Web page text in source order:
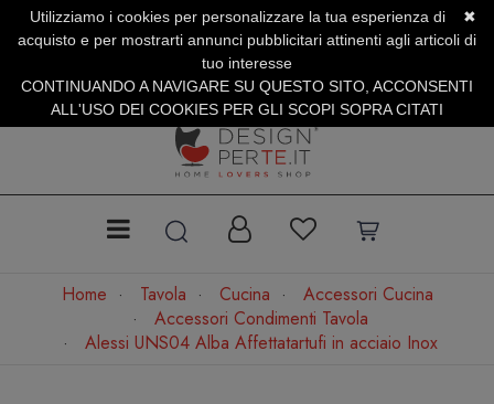
SERVIZIO CLIENTI +39.0773.470.562
SUMMER SALES | Fino al 31 Agosto
Home Tavola Cucina
Accessori Cucina
Accessori Condimenti Tavola
Alessi UNS04 Alba Affettatartufi in acciaio Inox
✖
Utilizziamo i cookies per personalizzare la tua esperienza di
acquisto e per mostrarti annunci pubblicitari attinenti agli articoli di
tuo interesse
CONTINUANDO A NAVIGARE SU QUESTO SITO, ACCONSENTI
ALL'USO DEI COOKIES PER GLI SCOPI SOPRA CITATI